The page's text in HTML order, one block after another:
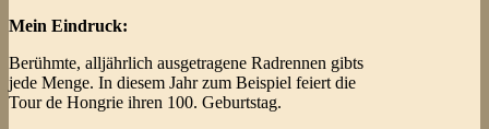
Mein Eindruck:
Berühmte, alljährlich ausgetragene Radrennen gibts
jede Menge. In diesem Jahr zum Beispiel feiert die
Tour de Hongrie ihren 100. Geburtstag.